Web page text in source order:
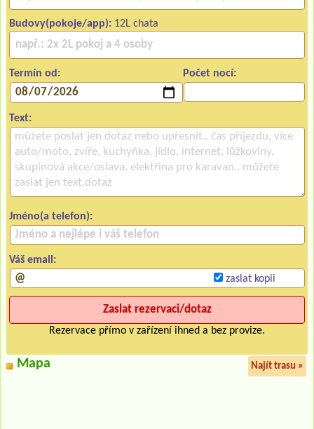
Budovy(pokoje/app): 12L chata
Termín od: Počet nocí:
Text:
Jméno(a telefon):
Váš email:
zaslat kopii
Rezervace přímo v zařízení ihned a bez provize.
Mapa Najít trasu »